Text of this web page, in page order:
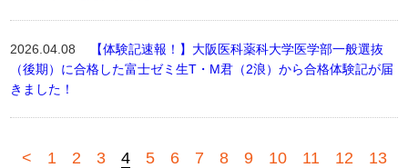
2026.04.08
【体験記速報！】大阪医科薬科大学医学部一般選抜
（後期）に合格した富士ゼミ生T・M君（2浪）から合格体験記が届
きました！
< 1 2 3 4 5 6 7 8 9 10 11 12
13